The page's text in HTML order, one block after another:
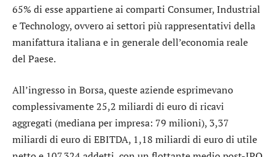
65% di esse appartiene ai comparti Consumer, Industrial
e Technology, ovvero ai settori più rappresentativi della
manifattura italiana e in generale dell’economia reale
del Paese.
All’ingresso in Borsa, queste aziende esprimevano
complessivamente 25,2 miliardi di euro di ricavi
aggregati (mediana per impresa: 79 milioni), 3,37
miliardi di euro di EBITDA, 1,18 miliardi di euro di utile